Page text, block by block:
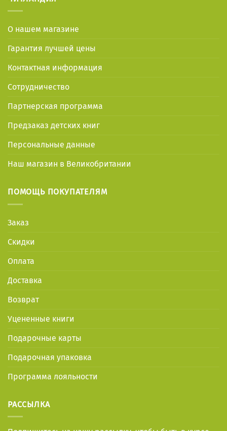
О нашем магазине
Гарантия лучшей цены
Контактная информация
Сотрудничество
Партнерская программа
Предзаказ детских книг
Персональные данные
Наш магазин в Великобритании
ПОМОЩЬ ПОКУПАТЕЛЯМ
Заказ
Скидки
Оплата
Доставка
Возврат
Уцененные книги
Подарочные карты
Подарочная упаковка
Программа лояльности
РАССЫЛКА